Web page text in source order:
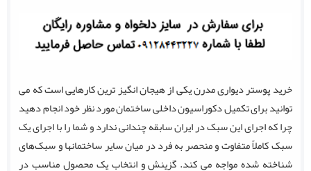
خرید پوستر دیواری مدرن یکی از هیجان انگیز ترین کارهایی است که می
توانید برای تکمیل دکوراسیون داخلی ساختمان مورد نظر خود انجام دهید
چرا که اجرای این سبک در ایران سابقه چندانی ندارد و شما را با اجرای یک
سبک کاملاً متفاوت و منحصر به فرد در میان سایر ساختمانها و سبک‌های
شناخته شده مواجه می کند. گزینش و انتخاب یک محصول مناسب در